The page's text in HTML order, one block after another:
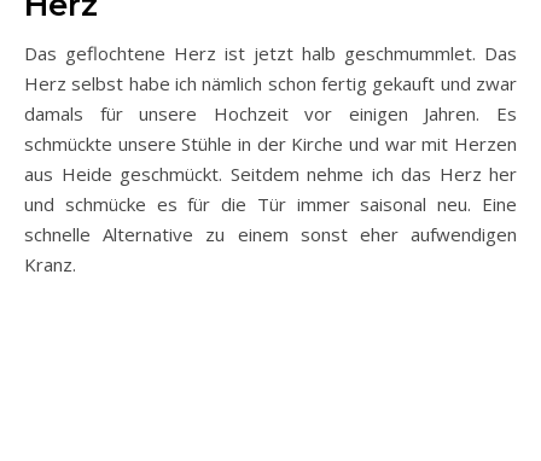
Das geflochtene Herz ist jetzt halb geschmummlet. Das
Herz selbst habe ich nämlich schon fertig gekauft und zwar
damals für unsere Hochzeit vor einigen Jahren. Es
schmückte unsere Stühle in der Kirche und war mit Herzen
aus Heide geschmückt. Seitdem nehme ich das Herz her
und schmücke es für die Tür immer saisonal neu. Eine
schnelle Alternative zu einem sonst eher aufwendigen
Kranz.